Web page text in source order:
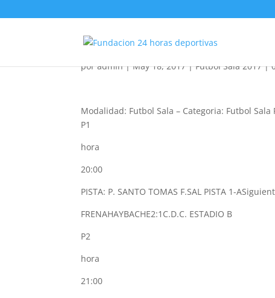
Futbol Sala Femenino
poradmin|May 18, 2017|Futbol Sala 2017|
Modalidad: Futbol Sala – Categoria: Futbol Sala
P1
hora
20:00
PISTA: P. SANTO TOMAS F.SAL PISTA 1-A
FRENAHAYBACHE2:1 C.D.C. ESTADIO B
P2
hora
21:00